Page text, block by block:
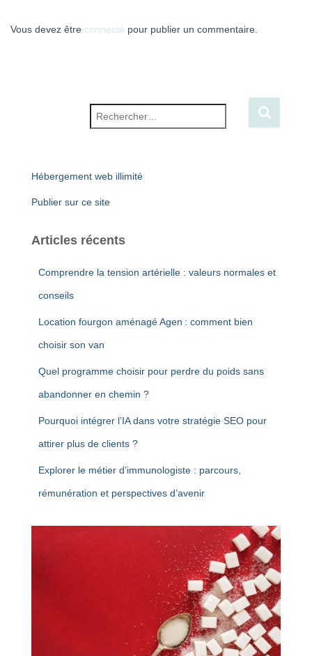
Vous devez être connecté pour publier un commentaire.
Hébergement web illimité
Publier sur ce site
Articles récents
Comprendre la tension artérielle : valeurs normales et
conseils
Location fourgon aménagé Agen : comment bien
choisir son van
Quel programme choisir pour perdre du poids sans
abandonner en chemin ?
Pourquoi intégrer l’IA dans votre stratégie SEO pour
attirer plus de clients ?
Explorer le métier d’immunologiste : parcours,
rémunération et perspectives d’avenir